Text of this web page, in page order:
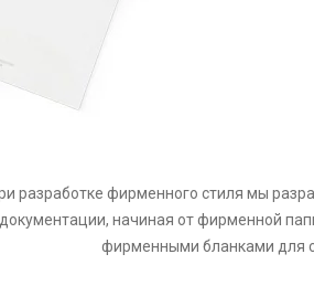
разработке фирменного стиля мы
документации, начиная от фирменной
фирменными бланками для